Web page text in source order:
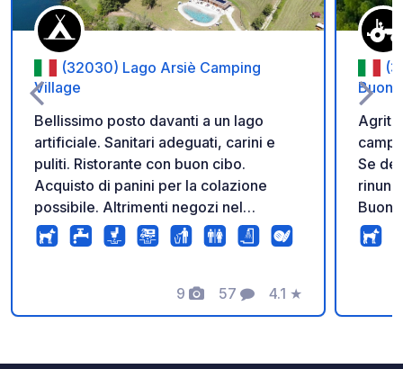
(32030) Lago Arsiè Camping
Village
Bellissimo posto davanti a un lago
artificiale. Sanitari adeguati, carini e
puliti. Ristorante con buon cibo.
Acquisto di panini per la colazione
possibile. Altrimenti negozi nel
villaggio a circa 600 m o paese vicino
a circa 4 km. Receptionist molto gentile
9
Foto
57
Commenti
4.1
Valutazione
★
Se
dove